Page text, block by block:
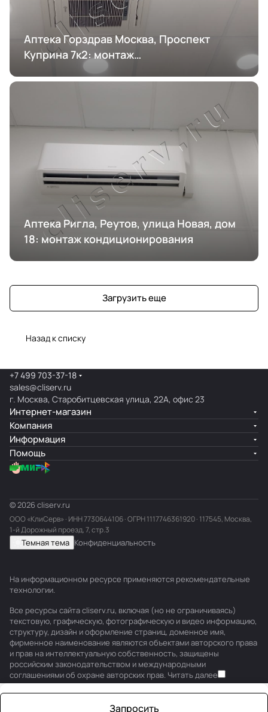
Аптека Горздрав Москва, Проспект
Куприна 7к2: монтаж
кондиционирования
Аптека Ригла, Реутов, улица Новая, дом
18: монтаж кондиционирования
Загрузить еще
Назад к списку
Запросить
+7 499 703-37-18
sales@cliserv.ru
г. Москва, Старобитцевская улица, 22А, офис 23
Интернет-магазин
Компания
Информация
Помощь
© 2026 cliserv.ru
ООО «КлиСерв» · ИНН7730644106· ОГРН 1117746361920 · 117545, Москва,
1-й Дорожный проезд, 7, стр.3
Темная тема Конфиденциальность
На информационном ресурсе применяются рекомендательные
технологии.
Все ресурсы сайта cliserv.ru, включая (но не ограничиваясь)
текстовую, графическую, фотографическую и видео информацию,
структуру, дизайн и оформление страниц, доменное имя,
фирменное наименование являются объектами авторского права
и прав на интеллектуальную собственность, защищены
российским законодательством и международными
соглашениями об охране авторских прав. Читать далее